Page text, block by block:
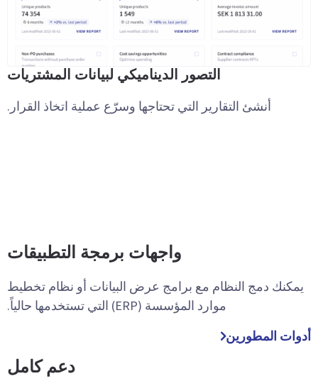
التصور الديناميكي لبيانات المشتريات
أنشئ التقارير التي تحتاجها وسرّع عملية اتخاذ القرار.
واجهات برمجة التطبيقات
يمكنك دمج النظام مع برامج عرض البيانات أو نظام تخطيط
موارد المؤسسة (ERP) التي تستخدمها حالياً.
أدوات المطورين
دعم كامل